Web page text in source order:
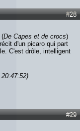
#28
(De Capes et de crocs)
d'un picaro qui part
C'est drôle, intelligent
#29